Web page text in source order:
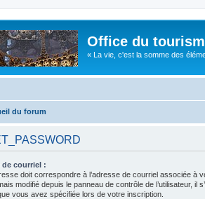
Office du
« La vie, c'est la somme des
du forum
de courriel :
doit correspondre à l’adresse de courriel associée à
modifié depuis le panneau de contrôle de l’utilisateur, il
vous avez spécifiée lors de votre inscription.